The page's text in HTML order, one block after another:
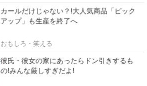
カールだけじゃない？!大人気商品「ピック
アップ」も生産を終了へ
おもしろ・笑える
彼氏・彼女の家にあったらドン引きするも
の!みんな厳しすぎだよ!